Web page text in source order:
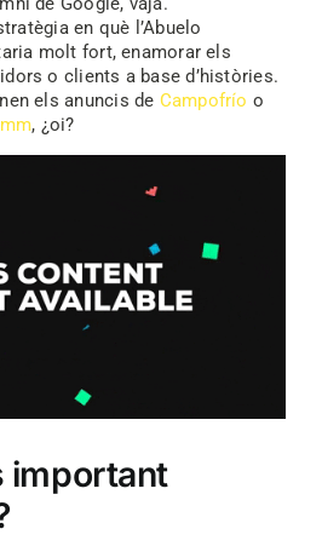
en què l’Abuelo
molt fort, enamorar els
o clients a base d’històries.
els anuncis de Campofrío o
, ¿oi?
important